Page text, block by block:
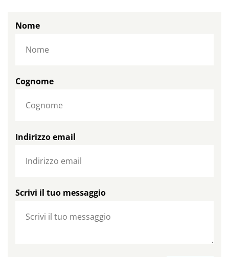
Nome
Cognome
Indirizzo email
Scrivi il tuo messaggio